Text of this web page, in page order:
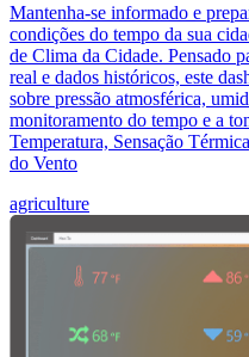
Mantenha-se informado e
condições do tempo da sua
de Clima da Cidade. Pensado
real e dados históricos, este
sobre pressão atmosférica,
monitoramento do tempo e a
Temperatura, Sensação
do Vento
agriculture